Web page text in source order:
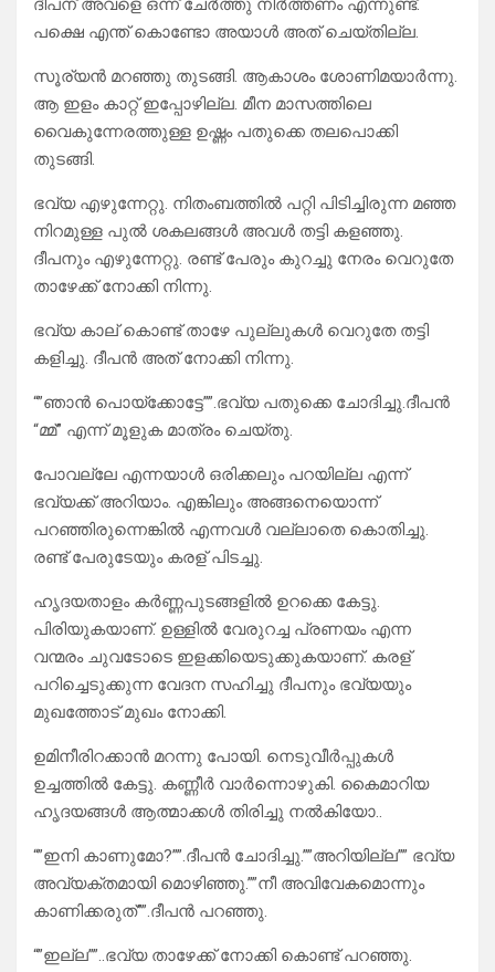
ദീപന് അവളെ ഒന്ന് ചേർത്തു നിർത്തണം എന്നുണ്ട്.
പക്ഷെ എന്ത് കൊണ്ടോ അയാൾ അത് ചെയ്തില്ല.
സൂര്യൻ മറഞ്ഞു തുടങ്ങി. ആകാശം ശോണിമയാർന്നു.
ആ ഇളം കാറ്റ് ഇപ്പോഴില്ല. മീന മാസത്തിലെ
വൈകുന്നേരത്തുള്ള ഉഷ്ണം പതുക്കെ തലപൊക്കി
തുടങ്ങി.
ഭവ്യ എഴുന്നേറ്റു. നിതംബത്തിൽ പറ്റി പിടിച്ചിരുന്ന മഞ്ഞ
നിറമുള്ള പുൽ ശകലങ്ങൾ അവൾ തട്ടി കളഞ്ഞു.
ദീപനും എഴുന്നേറ്റു. രണ്ട് പേരും കുറച്ചു നേരം വെറുതേ
താഴേക്ക് നോക്കി നിന്നു.
ഭവ്യ കാല് കൊണ്ട് താഴേ പുല്ലുകൾ വെറുതേ തട്ടി
കളിച്ചു. ദീപൻ അത് നോക്കി നിന്നു.
“”ഞാൻ പൊയ്ക്കോട്ടേ””.ഭവ്യ പതുക്കെ ചോദിച്ചു.ദീപൻ
“മ്മ്” എന്ന് മൂളുക മാത്രം ചെയ്തു.
പോവല്ലേ എന്നയാൾ ഒരിക്കലും പറയില്ല എന്ന്
ഭവ്യക്ക് അറിയാം. എങ്കിലും അങ്ങനെയൊന്ന്
പറഞ്ഞിരുന്നെങ്കിൽ എന്നവൾ വല്ലാതെ കൊതിച്ചു.
രണ്ട് പേരുടേയും കരള് പിടച്ചു.
ഹൃദയതാളം കർണ്ണപുടങ്ങളിൽ ഉറക്കെ കേട്ടു.
പിരിയുകയാണ്. ഉള്ളിൽ വേരുറച്ച പ്രണയം എന്ന
വന്മരം ചുവടോടെ ഇളക്കിയെടുക്കുകയാണ്. കരള്
പറിച്ചെടുക്കുന്ന വേദന സഹിച്ചു ദീപനും ഭവ്യയും
മുഖത്തോട് മുഖം നോക്കി.
ഉമിനീരിറക്കാൻ മറന്നു പോയി. നെടുവീർപ്പുകൾ
ഉച്ചത്തിൽ കേട്ടു. കണ്ണീർ വാർന്നൊഴുകി. കൈമാറിയ
ഹൃദയങ്ങൾ ആത്മാക്കൾ തിരിച്ചു നൽകിയോ..
“”ഇനി കാണുമോ?””.ദീപൻ ചോദിച്ചു.””അറിയില്ല”” ഭവ്യ
അവ്യക്തമായി മൊഴിഞ്ഞു.””നീ അവിവേകമൊന്നും
കാണിക്കരുത്””.ദീപൻ പറഞ്ഞു.
“”ഇല്ല””..ഭവ്യ താഴേക്ക് നോക്കി കൊണ്ട് പറഞ്ഞു.